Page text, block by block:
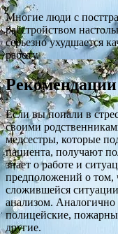
Многие люди с
расстройством
серьезно ухудшается
работу.
Если вы попали в
своими
медсестры, которые
пациента, получают
знает о работе и
предположений о том,
сложившейся
анализом. Аналогично
полицейские,
другие.